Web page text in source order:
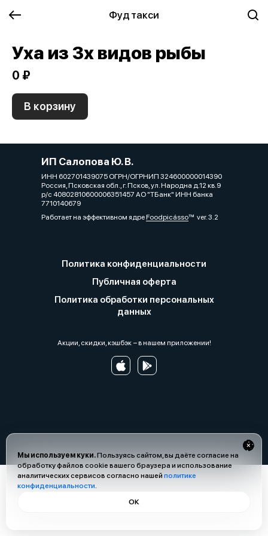
Фуд такси
Мы используем куки.Пользуясь сайтом, вы даёте согласие на
обработку файлов cookie вашего браузера и использование
аналитических сервисов согласно нашей политике
конфиденциальности.
ОК
Уха из 3х видов рыбы
0 ₽
В корзину
ИП Салопова Ю. В.
ИНН 602701439075 ОГРН/ОГРНИП 324600000014390
Россия, Псковская обл., г. Псков, ул. Народна д.12 кв.9
р/с 40802810600006351457 АО "ТБанк" ИНН банка
7710140679
Работает на эффективном ядреFoodpicássover. 3.2
Политика конфиденциальности
Публичная оферта
Политика обработки персональных
данных
Акции, скидки, кэшбэк − в нашем приложении!